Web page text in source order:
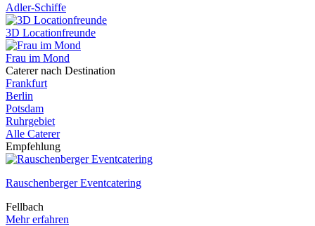
Adler-Schiffe
3D Locationfreunde
Frau im Mond
Caterer nach Destination
Frankfurt
Berlin
Potsdam
Ruhrgebiet
Alle Caterer
Empfehlung
Rauschenberger Eventcatering
Fellbach
Mehr erfahren